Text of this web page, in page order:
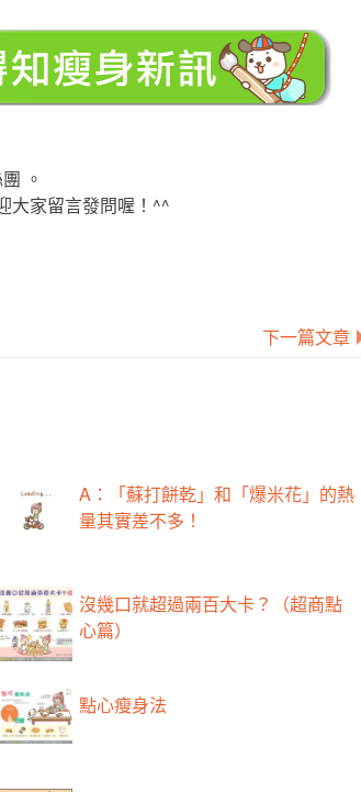
。
大家留言發問喔！^^
下一篇文章
A：「蘇打餅乾」和「爆米花」的熱
量其實差不多！
沒幾口就超過兩百大卡？（超商點
心篇）
點心瘦身法